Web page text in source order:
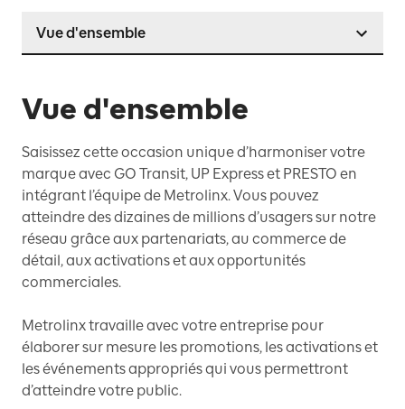
Vue d'ensemble
Vue d'ensemble
Saisissez cette occasion unique d’harmoniser votre
marque avec GO Transit, UP Express et PRESTO en
intégrant l’équipe de Metrolinx. Vous pouvez
atteindre des dizaines de millions d’usagers sur notre
réseau grâce aux partenariats, au commerce de
détail, aux activations et aux opportunités
commerciales.
Metrolinx travaille avec votre entreprise pour
élaborer sur mesure les promotions, les activations et
les événements appropriés qui vous permettront
d’atteindre votre public.